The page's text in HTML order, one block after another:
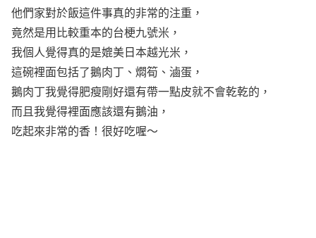
他們家對於飯這件事真的非常的注重，
竟然是用比較重本的台梗九號米，
我個人覺得真的是媲美日本越光米，
這碗裡面包括了鵝肉丁、燜筍、滷蛋，
鵝肉丁我覺得肥瘦剛好還有帶一點皮就不會乾乾的，
而且我覺得裡面應該還有鵝油，
吃起來非常的香！很好吃喔～